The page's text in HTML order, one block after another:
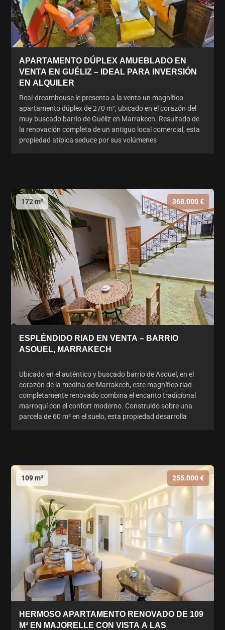
APARTAMENTO DÚPLEX AMUEBLADO EN
VENTA EN GUÉLIZ – IDEAL PARA INVERSIÓN
EN ALQUILER
Real-dreamhouse le presenta a la venta un magnífico
apartamento dúplex de 270 m², ubicado en el corazón del
muy buscado barrio de Guéliz en Marrakech. Resultado de
la renovación completa de un antiguo local comercial, esta
propiedad atípica seduce por sus volúmenes
172 m² 368.000 €
ESPLÉNDIDO RIAD EN VENTA – BARRIO
ASOUEL, MARRAKECH
Ubicado en el auténtico y buscado barrio de Asouel, en el
corazón de la medina de Marrakech, este magnífico riad
completamente renovado combina el encanto tradicional
marroquí con el confort moderno. Construido sobre una
parcela de 60 m² en el suelo, esta propiedad desarrolla
109 m² 255.000 €
HERMOSO APARTAMENTO RENOVADO DE 109
M² EN MAJORELLE CON VISTA A LAS